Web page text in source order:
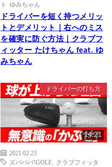
ト ゆみちゃん
ドライバーを短く持つメリッ
トとデメリット｜右へのミス
を確実に防ぐ方法｜クラブフ
ィッター たけちゃん feat. ゆ
みちゃん
ドライバーの打ち方
14:21
2021.02.23
ズバババ!GOLF, クラブフィッタ